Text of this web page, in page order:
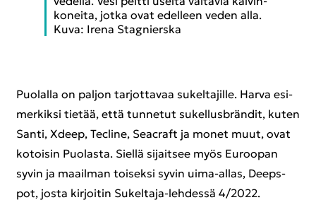
ko­nei­ta, jotka ovat edel­leen veden alla.
Kuva: Irena Stag­niers­ka
Puo­lal­la on pal­jon tar­jot­ta­vaa su­kel­ta­jil­le. Harva esi­
mer­kik­si tie­tää, että tun­ne­tut su­kel­lusbrän­dit, kuten
Santi, Xdeep, Tecli­ne, Seac­raft ja monet muut, ovat
ko­toi­sin Puo­las­ta. Siel­lä si­jait­see myös Eu­roo­pan
syvin ja maa­il­man toi­sek­si syvin uima-​allas, Deeps­
pot, josta kir­joi­tin Sukeltaja-​lehdessä 4/2022.